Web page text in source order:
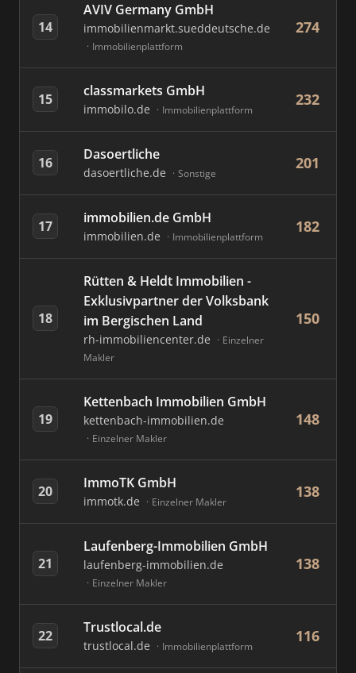
14
AVIV Germany GmbH
immobilienmarkt.sueddeutsche.de
Immobilienplattform
274
15 classmarkets GmbH
immobilo.de Immobilienplattform
232
16 Dasoertliche
dasoertliche.de Sonstige
201
17 immobilien.de GmbH
immobilien.de Immobilienplattform
182
18
Rütten & Heldt Immobilien -
Exklusivpartner der Volksbank
im Bergischen Land
rh-immobiliencenter.de
Einzelner
Makler
150
19
Kettenbach Immobilien GmbH
kettenbach-immobilien.de
Einzelner Makler
148
20 ImmoTK GmbH
immotk.de Einzelner Makler
138
21
Laufenberg-Immobilien GmbH
laufenberg-immobilien.de
Einzelner Makler
138
22 Trustlocal.de
trustlocal.de Immobilienplattform
116